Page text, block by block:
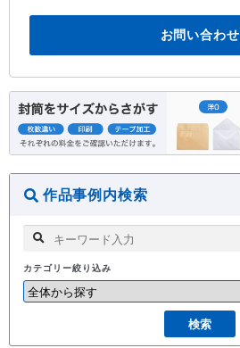
お問い合わせ
作品事例内検索
カテゴリー絞り込み